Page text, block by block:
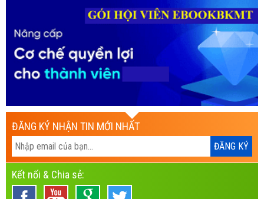
ĐĂNG KÝ NHẬN TIN MỚI NHẤT
Kết nối & Chia sẻ: